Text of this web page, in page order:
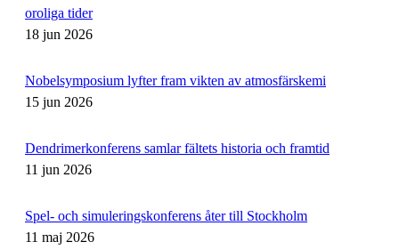
oroliga tider
18 jun 2026
Nobelsymposium lyfter fram vikten av atmosfärskemi
15 jun 2026
Dendrimerkonferens samlar fältets historia och framtid
11 jun 2026
Spel- och simuleringskonferens åter till Stockholm
11 maj 2026